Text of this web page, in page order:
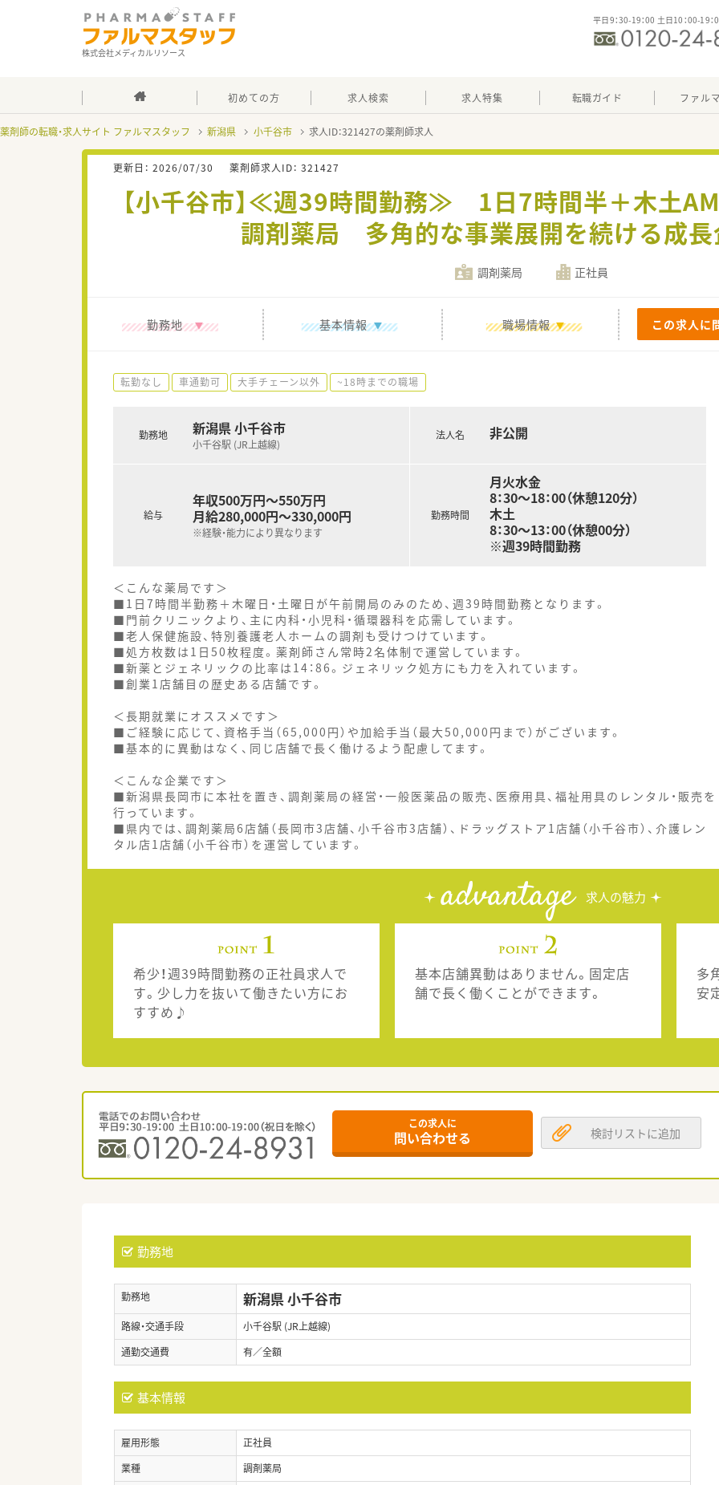
株式会社メディカルリソース
平日9：30-19：00 土日10：00-19：
初めての方 求人検索 求人特集 転職ガイド ファル
薬剤師の転職・求人サイト ファルマスタッフ 新潟県 小千谷市 求人ID：321427の薬剤師求人
更新日： 2026/07/30 薬剤師求人ID： 321427
【小千谷市】≪週39時間勤務≫ 1日7時間半＋木土
調剤薬局 多角的な事業展開を続ける成
調剤薬局 正社員
勤務地 基本情報 職場情報 この求人に
転勤なし 車通勤可 大手チェーン以外 ~18時までの職場
勤務地 新潟県 小千谷市
小千谷駅 (JR上越線)
給与
年収500万円～550万円
月給280,000円～330,000円
※経験・能力により異なります
法人名 非公開
勤務時間
月火水金
8：30～18：00（休憩120分）
木土
8：30～13：00（休憩00分）
※週39時間勤務
＜こんな薬局です＞
■1日7時間半勤務＋木曜日・土曜日が午前開局のみのため、週39時間勤務となります。
■門前クリニックより、主に内科・小児科・循環器科を応需しています。
■老人保健施設、特別養護老人ホームの調剤も受けつけています。
■処方枚数は1日50枚程度。薬剤師さん常時2名体制で運営しています。
■新薬とジェネリックの比率は14：86。ジェネリック処方にも力を入れています。
■創業1店舗目の歴史ある店舗です。
＜長期就業にオススメです＞
■ご経験に応じて、資格手当（65,000円）や加給手当（最大50,000円まで）がございます。
■基本的に異動はなく、同じ店舗で長く働けるよう配慮してます。
＜こんな企業です＞
■新潟県長岡市に本社を置き、調剤薬局の経営・一般医薬品の販売、医療用具、福祉用具のレンタル・販売を
行っています。
■県内では、調剤薬局6店舗（長岡市3店舗、小千谷市3店舗）、ドラッグストア1店舗（小千谷市）、介護レン
タル店1店舗（小千谷市）を運営しています。
advantage 求人の魅力
希少！週39時間勤務の正社員求人で
す。少し力を抜いて働きたい方にお
すすめ♪
基本店舗異動はありません。固定店
舗で長く働くことができます。
多
安
この求人に
問い合わせる 検討リストに追加
勤務地
勤務地 新潟県 小千谷市
路線・交通手段
小千谷駅 (JR上越線)
通勤交通費
有／全額
基本情報
雇用形態
正社員
業種
調剤薬局